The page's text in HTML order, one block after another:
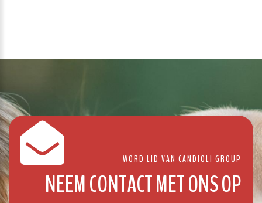
WORD LID VAN CANDIOLI GROUP
NEEM CONTACT MET ONS OP